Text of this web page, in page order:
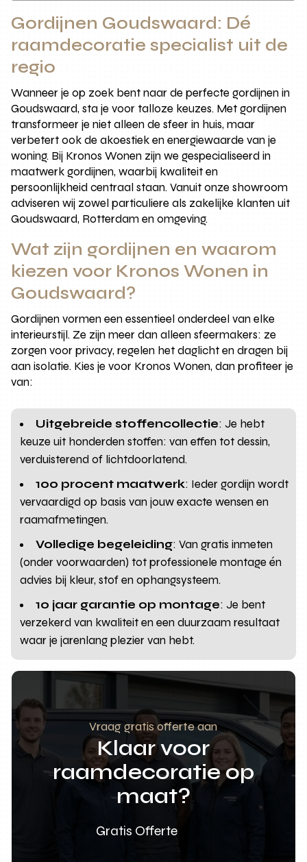
Gordijnen Goudswaard: Dé
raamdecoratie specialist uit de
regio
Wanneer je op zoek bent naar de perfecte gordijnen in
Goudswaard, sta je voor talloze keuzes. Met gordijnen
transformeer je niet alleen de sfeer in huis, maar
verbetert ook de akoestiek en energiewaarde van je
woning. Bij Kronos Wonen zijn we gespecialiseerd in
maatwerk gordijnen, waarbij kwaliteit en
persoonlijkheid centraal staan. Vanuit onze showroom
adviseren wij zowel particuliere als zakelijke klanten uit
Goudswaard, Rotterdam en omgeving.
Wat zijn gordijnen en waarom
kiezen voor Kronos Wonen in
Goudswaard?
Gordijnen vormen een essentieel onderdeel van elke
interieurstijl. Ze zijn meer dan alleen sfeermakers: ze
zorgen voor privacy, regelen het daglicht en dragen bij
aan isolatie. Kies je voor Kronos Wonen, dan profiteer je
van:
Uitgebreide stoffencollectie: Je hebt
keuze uit honderden stoffen: van effen tot dessin,
verduisterend of lichtdoorlatend.
100 procent maatwerk: Ieder gordijn wordt
vervaardigd op basis van jouw exacte wensen en
raamafmetingen.
Volledige begeleiding: Van gratis inmeten
(onder voorwaarden) tot professionele montage én
advies bij kleur, stof en ophangsysteem.
10 jaar garantie op montage: Je bent
verzekerd van kwaliteit en een duurzaam resultaat
waar je jarenlang plezier van hebt.
Vraag gratis offerte aan
Klaar voor
raamdecoratie op
maat?
Gratis Offerte